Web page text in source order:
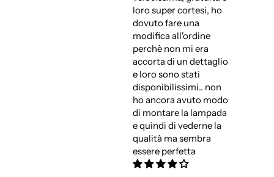
loro super cortesi, ho
dovuto fare una
modifica all'ordine
perchè non mi era
accorta di un dettaglio
e loro sono stati
disponibilissimi.. non
ho ancora avuto modo
di montare la lampada
e quindi di vederne la
qualità ma sembra
essere perfetta